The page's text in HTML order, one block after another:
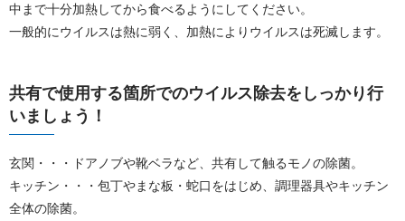
中まで十分加熱してから食べるようにしてください。
一般的にウイルスは熱に弱く、加熱によりウイルスは死滅します。
共有で使用する箇所でのウイルス除去をしっかり行
いましょう！
玄関・・・ドアノブや靴ベラなど、共有して触るモノの除菌。
キッチン・・・包丁やまな板・蛇口をはじめ、調理器具やキッチン
全体の除菌。